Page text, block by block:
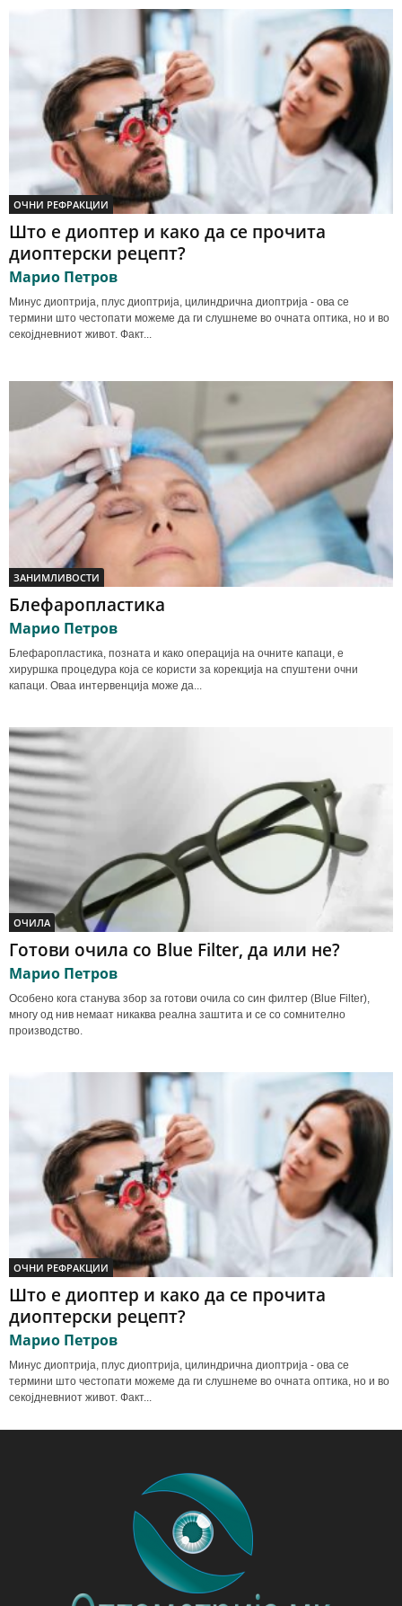
ОЧНИ РЕФРАКЦИИ
Што е диоптер и како да се прочита
диоптерски рецепт?
Марио Петров
Минус диоптрија, плус диоптрија, цилиндрична диоптрија - ова се
термини што честопати можеме да ги слушнеме во очната оптика, но и во
секојдневниот живот. Факт...
ЗАНИМЛИВОСТИ
Блефаропластика
Марио Петров
Блефаропластика, позната и како операција на очните капаци, е
хируршка процедура која се користи за корекција на спуштени очни
капаци. Оваа интервенција може да...
ОЧИЛА
Готови очила со Blue Filter, да или не?
Марио Петров
Особено кога станува збор за готови очила со син филтер (Blue Filter),
многу од нив немаат никаква реална заштита и се со сомнително
производство.
ОЧНИ РЕФРАКЦИИ
Што е диоптер и како да се прочита
диоптерски рецепт?
Марио Петров
Минус диоптрија, плус диоптрија, цилиндрична диоптрија - ова се
термини што честопати можеме да ги слушнеме во очната оптика, но и во
секојдневниот живот. Факт...